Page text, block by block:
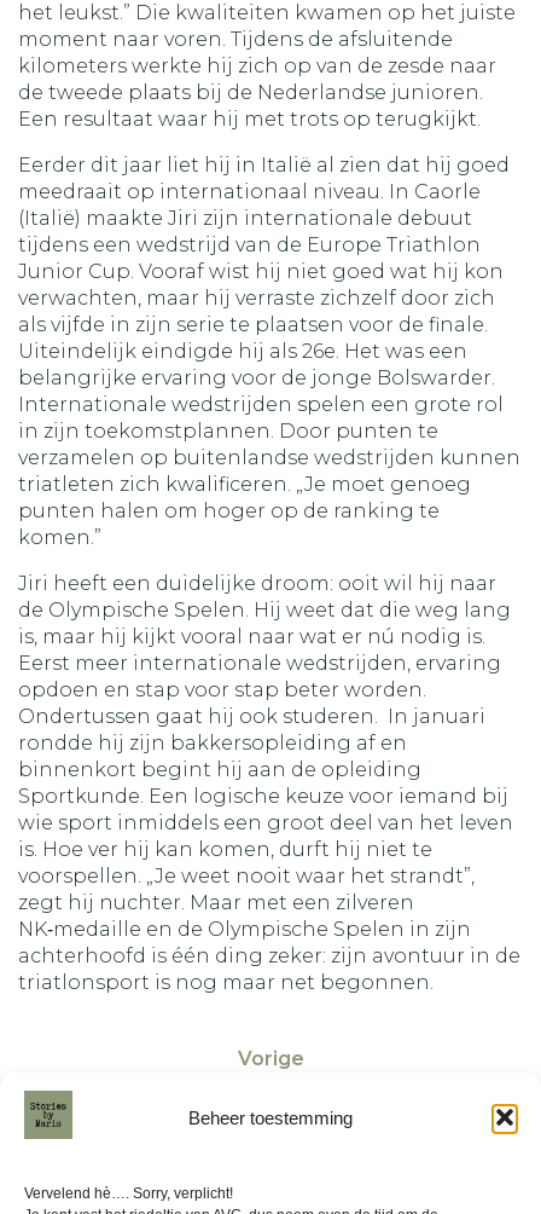
Beheer toestemming
Vervelend hè…. Sorry, verplicht!
het leukst.” Die kwaliteiten kwamen op het juiste
moment naar voren. Tijdens de afsluitende
kilometers werkte hij zich op van de zesde naar
de tweede plaats bij de Nederlandse junioren.
Een resultaat waar hij met trots op terugkijkt.
Eerder dit jaar liet hij in Italië al zien dat hij goed
meedraait op internationaal niveau. In Caorle
(Italië) maakte Jiri zijn internationale debuut
tijdens een wedstrijd van de Europe Triathlon
Junior Cup. Vooraf wist hij niet goed wat hij kon
verwachten, maar hij verraste zichzelf door zich
als vijfde in zijn serie te plaatsen voor de finale.
Uiteindelijk eindigde hij als 26e. Het was een
belangrijke ervaring voor de jonge Bolswarder.
Internationale wedstrijden spelen een grote rol
in zijn toekomstplannen. Door punten te
verzamelen op buitenlandse wedstrijden kunnen
triatleten zich kwalificeren. „Je moet genoeg
punten halen om hoger op de ranking te
komen.”
Jiri heeft een duidelijke droom: ooit wil hij naar
de Olympische Spelen. Hij weet dat die weg lang
is, maar hij kijkt vooral naar wat er nú nodig is.
Eerst meer internationale wedstrijden, ervaring
opdoen en stap voor stap beter worden.
Ondertussen gaat hij ook studeren. In januari
rondde hij zijn bakkersopleiding af en
binnenkort begint hij aan de opleiding
Sportkunde. Een logische keuze voor iemand bij
wie sport inmiddels een groot deel van het leven
is. Hoe ver hij kan komen, durft hij niet te
voorspellen. „Je weet nooit waar het strandt”,
zegt hij nuchter. Maar met een zilveren
NK‑medaille en de Olympische Spelen in zijn
achterhoofd is één ding zeker: zijn avontuur in de
triatlonsport is nog maar net begonnen.
Vorige
Volgende